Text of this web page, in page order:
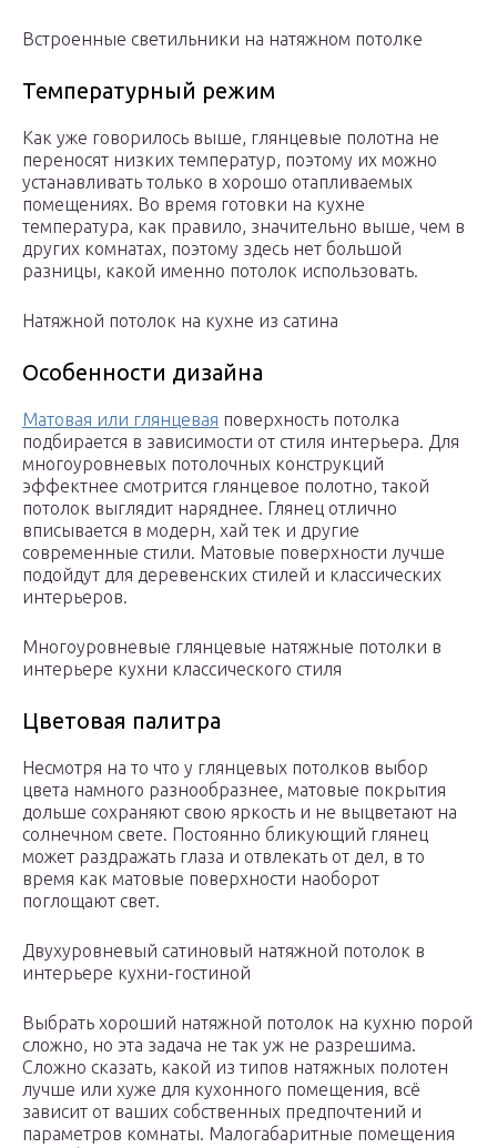
Встроенные светильники на натяжном потолке
Температурный режим
Как уже говорилось выше, глянцевые полотна не
переносят низких температур, поэтому их можно
устанавливать только в хорошо отапливаемых
помещениях. Во время готовки на кухне
температура, как правило, значительно выше, чем в
других комнатах, поэтому здесь нет большой
разницы, какой именно потолок использовать.
Натяжной потолок на кухне из сатина
Особенности дизайна
Матовая или глянцевая поверхность потолка
подбирается в зависимости от стиля интерьера. Для
многоуровневых потолочных конструкций
эффектнее смотрится глянцевое полотно, такой
потолок выглядит наряднее. Глянец отлично
вписывается в модерн, хай тек и другие
современные стили. Матовые поверхности лучше
подойдут для деревенских стилей и классических
интерьеров.
Многоуровневые глянцевые натяжные потолки в
интерьере кухни классического стиля
Цветовая палитра
Несмотря на то что у глянцевых потолков выбор
цвета намного разнообразнее, матовые покрытия
дольше сохраняют свою яркость и не выцветают на
солнечном свете. Постоянно бликующий глянец
может раздражать глаза и отвлекать от дел, в то
время как матовые поверхности наоборот
поглощают свет.
Двухуровневый сатиновый натяжной потолок в
интерьере кухни-гостиной
Выбрать хороший натяжной потолок на кухню порой
сложно, но эта задача не так уж не разрешима.
Сложно сказать, какой из типов натяжных полотен
лучше или хуже для кухонного помещения, всё
зависит от ваших собственных предпочтений и
параметров комнаты. Малогабаритные помещения